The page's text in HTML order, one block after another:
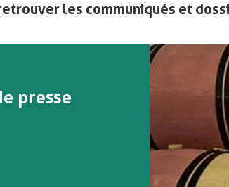
les communiqués et
presse